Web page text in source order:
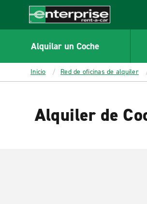
CONTENT
Enterprise
Alquilar un Coche
Inicio Red de oficinas de alquiler
Alquiler de